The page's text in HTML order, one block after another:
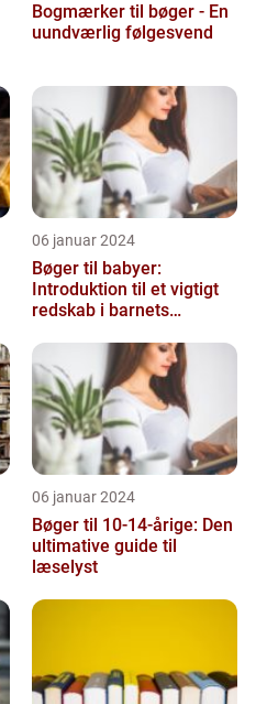
Bogmærker til bøger - En
uundværlig følgesvend
06 januar 2024
Bøger til babyer:
Introduktion til et vigtigt
redskab i barnets
06 januar 2024
Bøger til 10-14-årige: Den
ultimative guide til
læselyst